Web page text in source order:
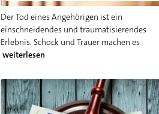
Der Tod eines Angehörigen ist ein
einschneidendes und traumatisierendes
Erlebnis. Schock und Trauer machen es
weiterlesen
Nachlass verwalten: Was kostet eine